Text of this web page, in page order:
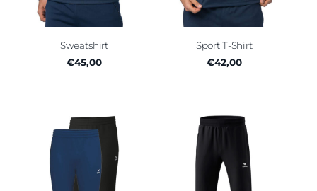
Sweatshirt
€45,00
Sport T-Shirt
€42,00